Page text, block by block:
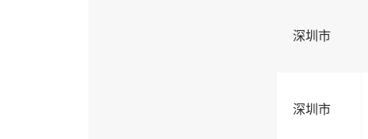
深圳市
深圳市